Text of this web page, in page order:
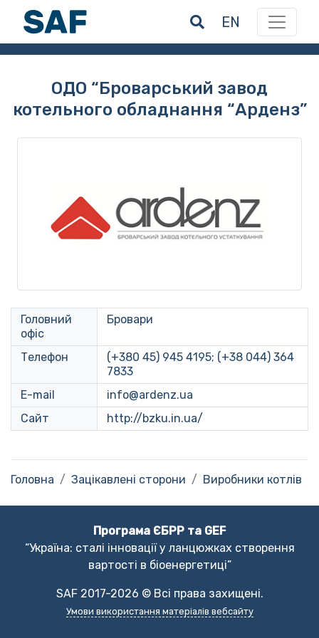
EN
ОДО “Броварський завод
котельного обладнання “Арденз”
Головний
офіс
Бровари
Телефон
(+380 45) 945 4195; (+38 044) 364
7833
E-mail
info@ardenz.ua
Сайт
http://bzku.in.ua/
Головна Зацікавлені сторони Виробники котлів
Програма ЄБРР та GEF
“Україна: сталі інновації у ланцюжках створення
вартості в біоенергетиці”
SAF 2017-2026 © Всі права захищені.
Умови використання матеріалів вебсайту